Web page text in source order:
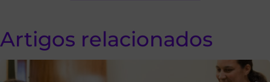
Artigos relacionados